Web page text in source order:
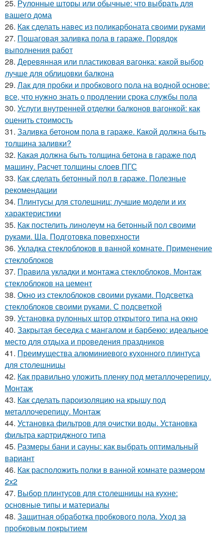
25. Рулонные шторы или обычные: что выбрать для
вашего дома
26. Как сделать навес из поликарбоната своими руками
27. Пошаговая заливка пола в гараже. Порядок
выполнения работ
28. Деревянная или пластиковая вагонка: какой выбор
лучше для облицовки балкона
29. Лак для пробки и пробкового пола на водной основе:
все, что нужно знать о продлении срока службы пола
30. Услуги внутренней отделки балконов вагонкой: как
оценить стоимость
31. Заливка бетоном пола в гараже. Какой должна быть
толщина заливки?
32. Какая должна быть толщина бетона в гараже под
машину. Расчет толщины слоев ПГС
33. Как сделать бетонный пол в гараже. Полезные
рекомендации
34. Плинтусы для столешниц: лучшие модели и их
характеристики
35. Как постелить линолеум на бетонный пол своими
руками. Ша. Подготовка поверхности
36. Укладка стеклоблоков в ванной комнате. Применение
стеклоблоков
37. Правила укладки и монтажа стеклоблоков. Монтаж
стеклоблоков на цемент
38. Окно из стеклоблоков своими руками. Подсветка
стеклоблоков своими руками. С подсветкой
39. Установка рулонных штор открытого типа на окно
40. Закрытая беседка с мангалом и барбекю: идеальное
место для отдыха и проведения праздников
41. Преимущества алюминиевого кухонного плинтуса
для столешницы
42. Как правильно уложить пленку под металлочерепицу.
Монтаж
43. Как сделать пароизоляцию на крышу под
металлочерепицу. Монтаж
44. Установка фильтров для очистки воды. Установка
фильтра картриджного типа
45. Размеры бани и сауны: как выбрать оптимальный
вариант
46. Как расположить полки в ванной комнате размером
2х2
47. Выбор плинтусов для столешницы на кухне:
основные типы и материалы
48. Защитная обработка пробкового пола. Уход за
пробковым покрытием